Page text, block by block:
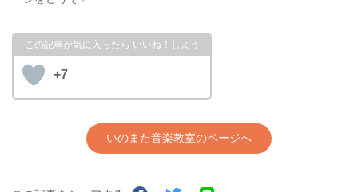
+7
いのまた音楽教室のページへ